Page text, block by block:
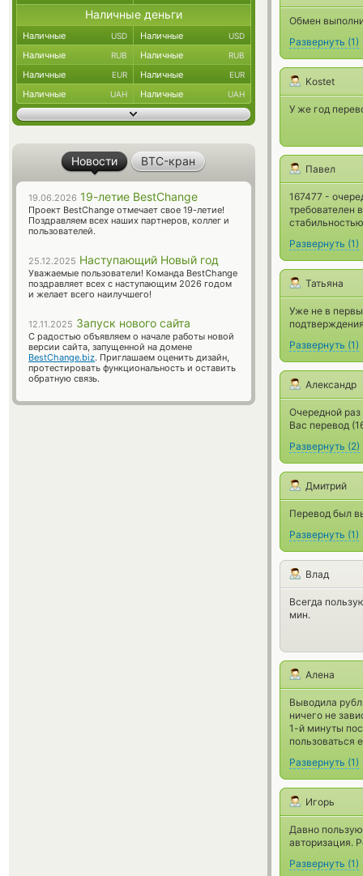
Обмен
Развернуть (1)
Kostet
У же год
Павел
167477 -
требователен
Развернуть (1)
Татьяна
Уже не в
Развернуть (1)
Александр
Очередной
Вас перевод
Развернуть (2)
Дмитрий
Перевод был
Развернуть (1)
Влад
Всегда
мин.
Алена
Выводила
ничего не
1-й минуты
пользоваться
Развернуть (1)
Игорь
Давно
авторизация.
Развернуть (1)
Наличные деньги
Наличные USD Наличные USD
Наличные RUB Наличные RUB
Наличные EUR Наличные EUR
Наличные UAH Наличные UAH
Новости BTC-кран
19.06.2026 19-летие BestChange
Проект BestChange отмечает свое 19-летие!
Поздравляем всех наших партнеров, коллег и
пользователей.
25.12.2025 Наступающий Новый год
Уважаемые пользователи! Команда BestChange
поздравляет всех с наступающим 2026 годом
и желает всего наилучшего!
12.11.2025 Запуск нового сайта
С радостью объявляем о начале работы новой
версии сайта, запущенной на домене
BestChange.biz. Приглашаем оценить дизайн,
протестировать функциональность и оставить
обратную связь.